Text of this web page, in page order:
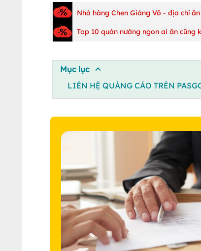
Nhà hàng Chen Giảng Võ - địa chỉ
Top 10 quán nướng ngon ai ăn cũng
Mục lục
LIÊN HỆ QUẢNG CÁO TRÊN